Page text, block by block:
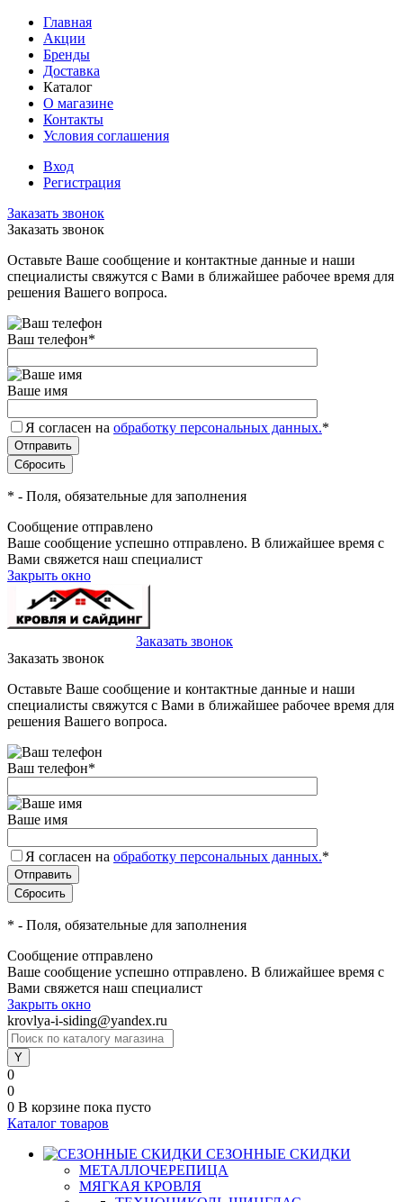
Главная
Акции
Бренды
Доставка
Каталог
О магазине
Контакты
Условия соглашения
Вход
Регистрация
Заказать звонок
Заказать звонок
Оставьте Ваше сообщение и контактные данные и наши
специалисты свяжутся с Вами в ближайшее рабочее время для
решения Вашего вопроса.
Ваш телефон*
Ваше имя
Я согласен на обработку персональных данных.*
* - Поля, обязательные для заполнения
Сообщение отправлено
Ваше сообщение успешно отправлено. В ближайшее время с
Вами свяжется наш специалист
Закрыть окно
Заказать звонок
Заказать звонок
Оставьте Ваше сообщение и контактные данные и наши
специалисты свяжутся с Вами в ближайшее рабочее время для
решения Вашего вопроса.
Ваш телефон*
Ваше имя
Я согласен на обработку персональных данных.*
* - Поля, обязательные для заполнения
Сообщение отправлено
Ваше сообщение успешно отправлено. В ближайшее время с
Вами свяжется наш специалист
Закрыть окно
krovlya-i-siding@yandex.ru
0
0
0 В корзине пока пусто
Каталог товаров
СЕЗОННЫЕ СКИДКИ
МЕТАЛЛОЧЕРЕПИЦА
МЯГКАЯ КРОВЛЯ